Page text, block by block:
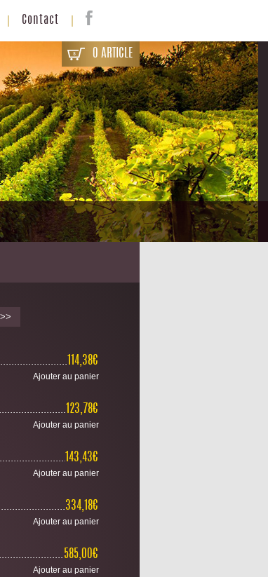
Contact
0 ARTICLE
>>
114,38€
Ajouter au panier
123,78€
Ajouter au panier
143,43€
Ajouter au panier
334,18€
Ajouter au panier
585,00€
Ajouter au panier